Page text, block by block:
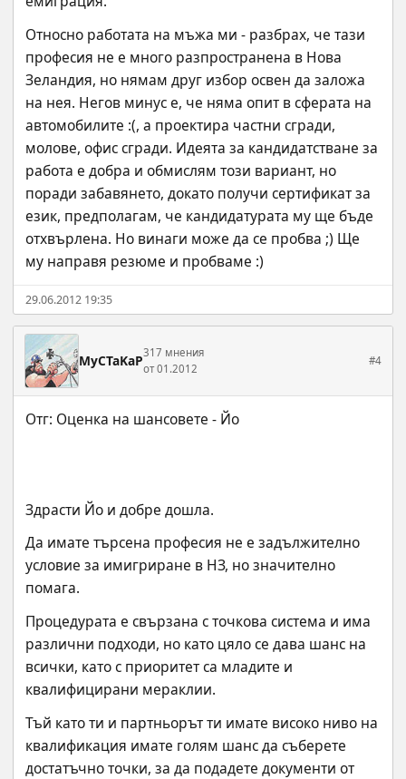
Относно работата на мъжа ми - разбрах, че тази
професия не е много разпространена в Нова
Зеландия, но нямам друг избор освен да заложа
на нея. Негов минус е, че няма опит в сферата на
автомобилите :(, а проектира частни сгради,
молове, офис сгради. Идеята за кандидатстване за
работа е добра и обмислям този вариант, но
поради забавянето, докато получи сертификат за
език, предполагам, че кандидатурата му ще бъде
отхвърлена. Но винаги може да се пробва ;) Ще
му направя резюме и пробваме :)
29.06.2012 19:35
MyCTaKaP317 мнения
от 01.2012
#4
Здрасти Йо и добре дошла.
Да имате търсена професия не е задължително
условие за имигриране в НЗ, но значително
помага.
Процедурата е свързана с точкова система и има
различни подходи, но като цяло се дава шанс на
всички, като с приоритет са младите и
квалифицирани мераклии.
Тъй като ти и партньорът ти имате високо ниво на
квалификация имате голям шанс да съберете
достатъчно точки, за да подадете документи от